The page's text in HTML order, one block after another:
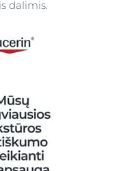
dalimis.